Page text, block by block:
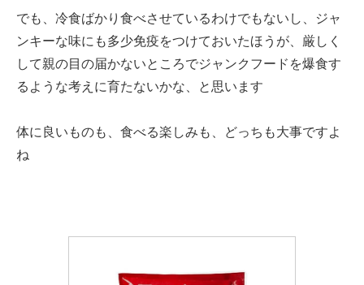
でも、冷食ばかり食べさせているわけでもないし、ジャ
ンキーな味にも多少免疫をつけておいたほうが、厳しく
して親の目の届かないところでジャンクフードを爆食す
るような考えに育たないかな、と思います
体に良いものも、食べる楽しみも、どっちも大事ですよ
ね